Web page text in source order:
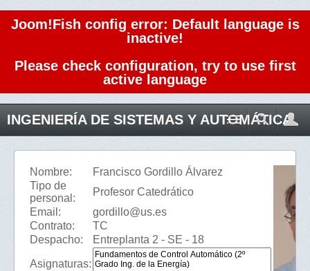
Joom!Fish config error: Default language is
inactive!
Please check configuration, try to use first
active language
INGENIERÍA DE SISTEMAS Y AUTOMÁTICA
Nombre:
Francisco Gordillo Álvarez
Tipo de
personal:
Profesor Catedrático
Email:
gordillo@us.es
Contrato:
TC
Despacho:
Entreplanta 2 - SE - 18
Asignaturas: